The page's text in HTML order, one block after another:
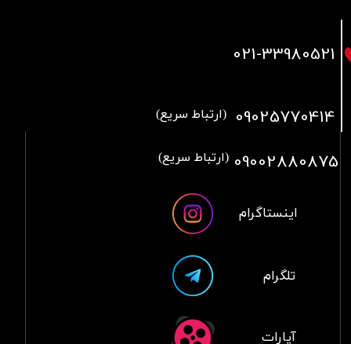
021-33980521
09025770414 (ارتباط سریع)
09002880875 (ارتباط سریع)
آپارات
تلگرام
اینستاگرام